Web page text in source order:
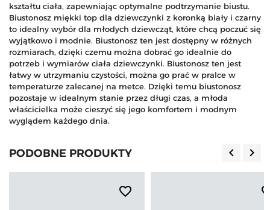
kształtu ciała, zapewniając optymalne podtrzymanie biustu.
Biustonosz miękki top dla dziewczynki z koronką biały i czarny
to idealny wybór dla młodych dziewcząt, które chcą poczuć się
wyjątkowo i modnie. Biustonosz ten jest dostępny w różnych
rozmiarach, dzięki czemu można dobrać go idealnie do
potrzeb i wymiarów ciała dziewczynki. Biustonosz ten jest
łatwy w utrzymaniu czystości, można go prać w pralce w
temperaturze zalecanej na metce. Dzięki temu biustonosz
pozostaje w idealnym stanie przez długi czas, a młoda
właścicielka może cieszyć się jego komfortem i modnym
wyglądem każdego dnia.
PODOBNE PRODUKTY keyboard_arrow_left keyboard_arrow_right
favorite_border